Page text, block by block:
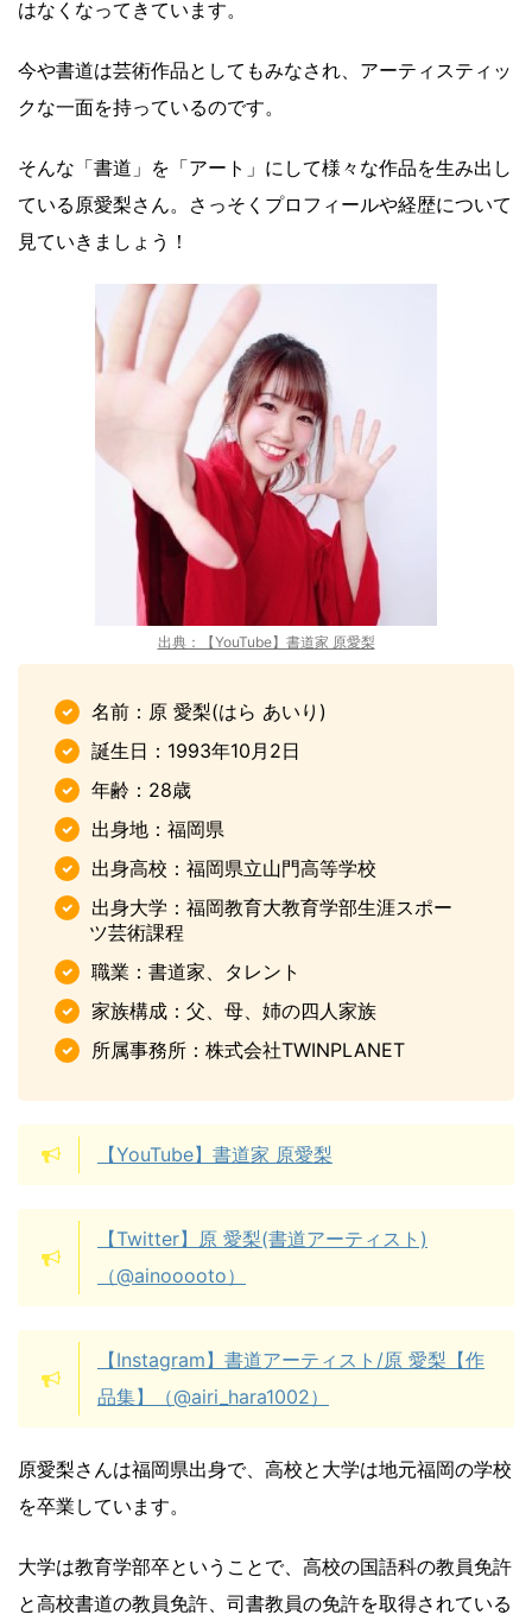
はなくなってきています。
今や書道は芸術作品としてもみなされ、アーティスティッ
クな一面を持っているのです。
そんな「書道」を「アート」にして様々な作品を生み出し
ている原愛梨さん。さっそくプロフィールや経歴について
見ていきましょう！
出典：【YouTube】書道家 原愛梨
名前：原 愛梨(はら あいり)
誕生日：1993年10月2日
年齢：28歳
出身地：福岡県
出身高校：福岡県立山門高等学校
出身大学：福岡教育大教育学部生涯スポー
ツ芸術課程
職業：書道家、タレント
家族構成：父、母、姉の四人家族
所属事務所：株式会社TWINPLANET
【YouTube】書道家 原愛梨
【Twitter】原 愛梨(書道アーティスト)
（@ainooooto）
【Instagram】書道アーティスト/原 愛梨【作
品集】（@airi_hara1002）
原愛梨さんは福岡県出身で、高校と大学は地元福岡の学校
を卒業しています。
大学は教育学部卒ということで、高校の国語科の教員免許
と高校書道の教員免許、司書教員の免許を取得されている